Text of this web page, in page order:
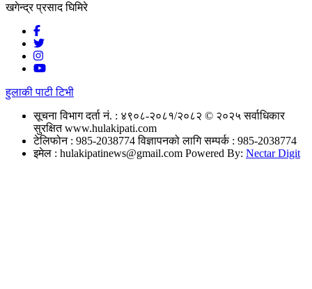
खगेन्द्र प्रसाद घिमिरे
हुलाकी पाटी टिभी
सूचना विभाग दर्ता नं. : ४९०८-२०८१/२०८२ © २०२५ सर्वाधिकार
सुरक्षित www.hulakipati.com
टेलिफोन : 985-2038774विज्ञापनको लागि सम्पर्क : 985-2038774
इमेल : hulakipatinews@gmail.com Powered By: Nectar Digit